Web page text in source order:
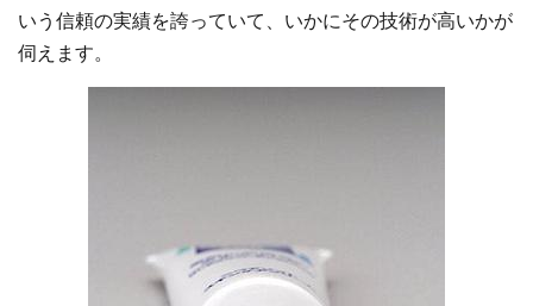
いう信頼の実績を誇っていて、いかにその技術が高いかが
伺えます。